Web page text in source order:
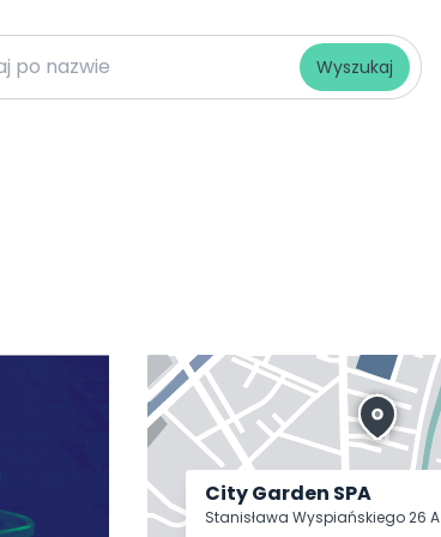
Wyszukaj
City Garden SPA
Stanisława Wyspiańskiego 26 A